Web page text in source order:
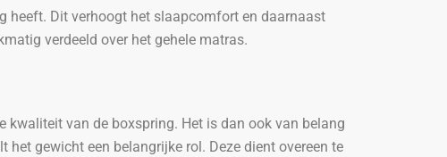
heeft. Dit verhoogt het slaapcomfort en daarnaast
verdeeld over het gehele matras.
kwaliteit van de boxspring. Het is dan ook van belang
gewicht een belangrijke rol. Deze dient overeen te